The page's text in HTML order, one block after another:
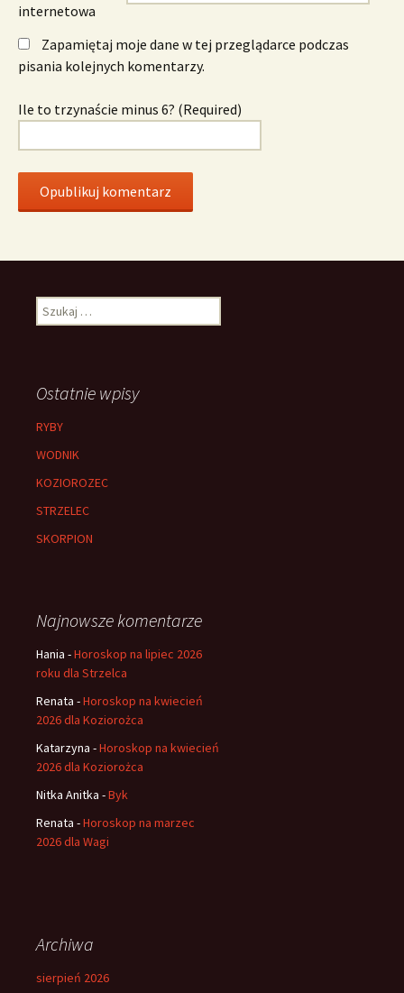
internetowa
Zapamiętaj moje dane w tej przeglądarce podczas
pisania kolejnych komentarzy.
Ile to trzynaście minus 6? (Required)
Szukaj:
Ostatnie wpisy
RYBY
WODNIK
KOZIOROZEC
STRZELEC
SKORPION
Najnowsze komentarze
Hania -Horoskop na lipiec 2026
roku dla Strzelca
Renata -Horoskop na kwiecień
2026 dla Koziorożca
Katarzyna -Horoskop na kwiecień
2026 dla Koziorożca
Nitka Anitka -Byk
Renata -Horoskop na marzec
2026 dla Wagi
Archiwa
sierpień 2026